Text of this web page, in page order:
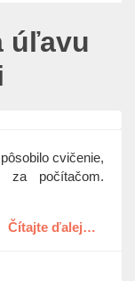
úľavu
cvičenie,
za počítačom.
Čítajte ďalej…